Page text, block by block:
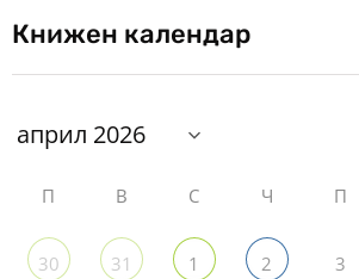
Книжен календар
П В С Ч П
30 31 1 2 3